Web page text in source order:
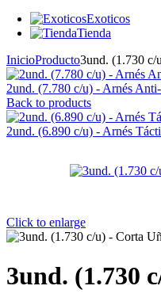
Exoticos
Tienda
InicioProducto3und. (1.730 c/
2und. (7.780 c/u) - Arnés
Back to products
2und. (6.890 c/u) - Arnés
Click to enlarge
3und. (1.730